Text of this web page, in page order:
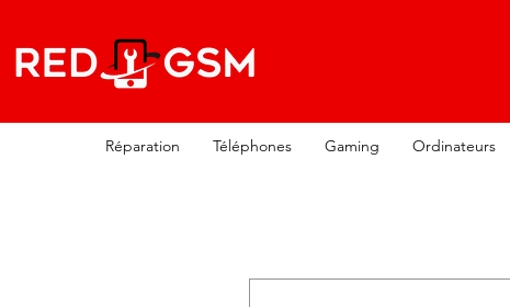
Réparation Téléphones Gaming Ordinateurs